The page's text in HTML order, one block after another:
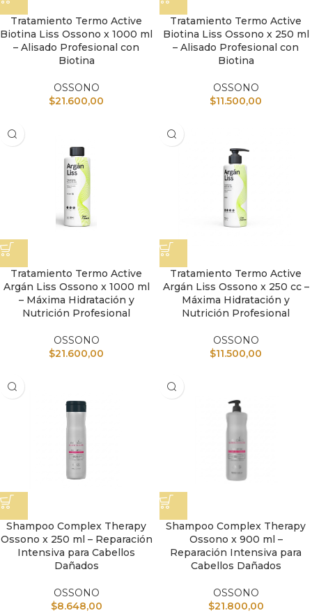
Tratamiento Termo Active
Biotina Liss Ossono x 1000 ml
– Alisado Profesional con
Biotina
OSSONO
$21.600,00
Tratamiento Termo Active
Biotina Liss Ossono x 250 ml
– Alisado Profesional con
Biotina
OSSONO
$11.500,00
Tratamiento Termo Active
Argán Liss Ossono x 1000 ml
– Máxima Hidratación y
Nutrición Profesional
OSSONO
$21.600,00
Tratamiento Termo Active
Argán Liss Ossono x 250 cc –
Máxima Hidratación y
Nutrición Profesional
OSSONO
$11.500,00
Shampoo Complex Therapy
Ossono x 250 ml – Reparación
Intensiva para Cabellos
Dañados
OSSONO
$8.648,00
Shampoo Complex Therapy
Ossono x 900 ml –
Reparación Intensiva para
Cabellos Dañados
OSSONO
$21.800,00